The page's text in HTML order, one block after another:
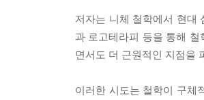
저자는 니체 철학에서 현대
과 로고테라피 등을 통해
면서도 더 근원적인 지점을
이러한 시도는 철학이 구체